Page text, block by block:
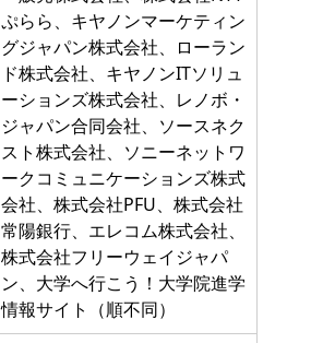
ぷらら、キヤノンマーケティン
グジャパン株式会社、ローラン
ド株式会社、キヤノンITソリュ
ーションズ株式会社、レノボ・
ジャパン合同会社、ソースネク
スト株式会社、ソニーネットワ
ークコミュニケーションズ株式
会社、株式会社PFU、株式会社
常陽銀行、エレコム株式会社、
株式会社フリーウェイジャパ
ン、大学へ行こう！大学院進学
情報サイト（順不同）